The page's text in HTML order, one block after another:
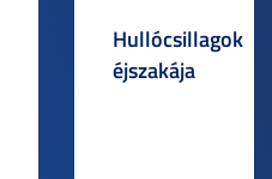
Hullócsillagok
éjszakája